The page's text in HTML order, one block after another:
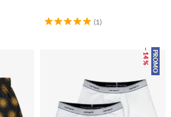
(1)
PROMO
– 14 %